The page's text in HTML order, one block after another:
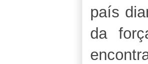
país
da